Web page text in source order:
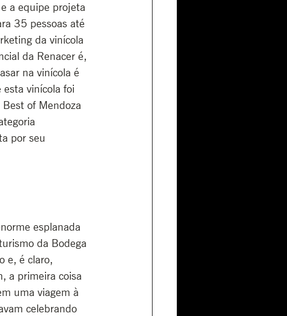
a equipe projeta
35 pessoas até
da vinícola
da Renacer é,
na vinícola é
esta vinícola foi
of Mendoza
por seu
esplanada
da Bodega
e, é claro,
a primeira coisa
uma viagem à
celebrando